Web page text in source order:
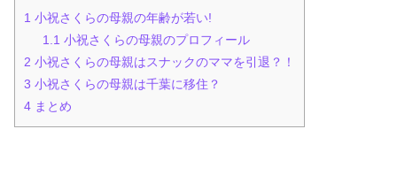
1 小祝さくらの母親の年齢が若い!
1.1 小祝さくらの母親のプロフィール
2 小祝さくらの母親はスナックのママを引退？！
3 小祝さくらの母親は千葉に移住？
4 まとめ